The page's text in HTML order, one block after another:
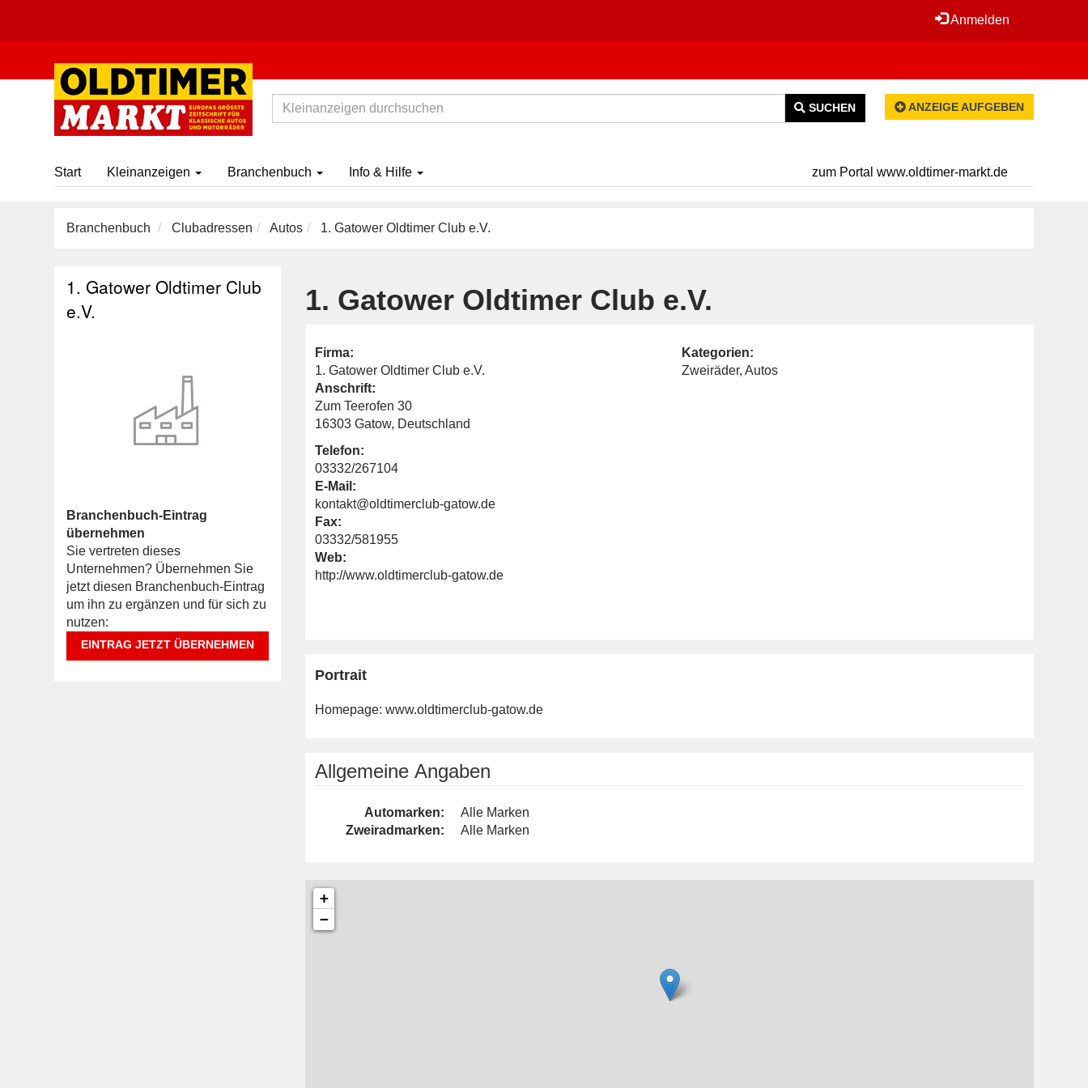
Anmelden
SUCHEN ANZEIGE AUFGEBEN
Start Kleinanzeigen Branchenbuch Info & Hilfe zum Portal www.oldtimer-markt.de
Branchenbuch Clubadressen Autos 1. Gatower Oldtimer Club e.V.
1. Gatower Oldtimer Club e.V.
Firma:
1. Gatower Oldtimer Club e.V.
Anschrift:
Zum Teerofen 30
16303 Gatow, Deutschland
Telefon:
03332/267104
E-Mail:
kontakt@oldtimerclub-gatow.de
Fax:
03332/581955
Web:
http://www.oldtimerclub-gatow.de
Kategorien:
Zweiräder, Autos
Portrait
Homepage: www.oldtimerclub-gatow.de
Allgemeine Angaben
Automarken:
Alle Marken
Zweiradmarken:
Alle Marken
+
−
1. Gatower Oldtimer Club
e.V.
Branchenbuch-Eintrag
übernehmen
Sie vertreten dieses
Unternehmen? Übernehmen Sie
jetzt diesen Branchenbuch-Eintrag
um ihn zu ergänzen und für sich zu
nutzen:
EINTRAG JETZT ÜBERNEHMEN